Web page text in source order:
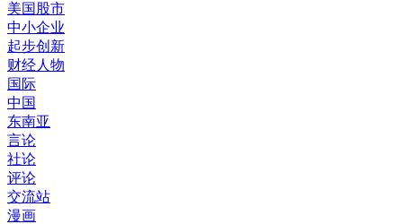
美国股市
中小企业
起步创新
财经人物
国际
中国
东南亚
言论
社论
评论
交流站
漫画